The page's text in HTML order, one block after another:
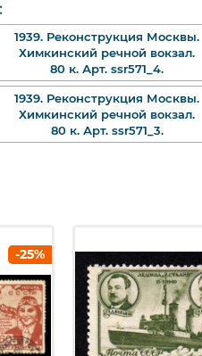
1939. Реконструкция Москвы.
Химкинский речной вокзал.
80 к. Арт. ssr571_4.
1939. Реконструкция Москвы.
Химкинский речной вокзал.
80 к. Арт. ssr571_3.
-25%